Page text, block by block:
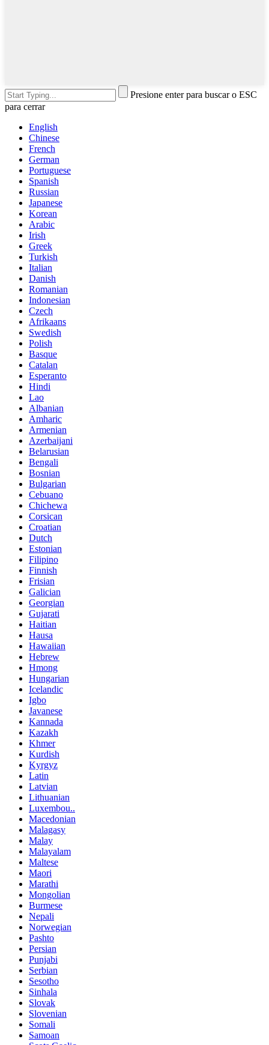
Presione enter para buscar o ESC
para cerrar
English
Chinese
French
German
Portuguese
Spanish
Russian
Japanese
Korean
Arabic
Irish
Greek
Turkish
Italian
Danish
Romanian
Indonesian
Czech
Afrikaans
Swedish
Polish
Basque
Catalan
Esperanto
Hindi
Lao
Albanian
Amharic
Armenian
Azerbaijani
Belarusian
Bengali
Bosnian
Bulgarian
Cebuano
Chichewa
Corsican
Croatian
Dutch
Estonian
Filipino
Finnish
Frisian
Galician
Georgian
Gujarati
Haitian
Hausa
Hawaiian
Hebrew
Hmong
Hungarian
Icelandic
Igbo
Javanese
Kannada
Kazakh
Khmer
Kurdish
Kyrgyz
Latin
Latvian
Lithuanian
Luxembou..
Macedonian
Malagasy
Malay
Malayalam
Maltese
Maori
Marathi
Mongolian
Burmese
Nepali
Norwegian
Pashto
Persian
Punjabi
Serbian
Sesotho
Sinhala
Slovak
Slovenian
Somali
Samoan